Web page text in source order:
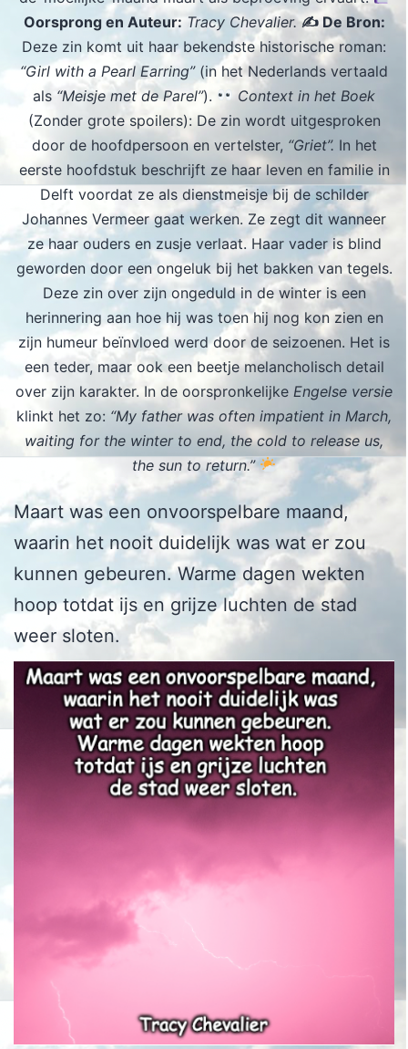
Oorsprong en Auteur: Tracy Chevalier. ✍️ De Bron:
Deze zin komt uit haar bekendste historische roman:
“Girl with a Pearl Earring”(in het Nederlands vertaald
als “Meisje met de Parel”).
Context in het Boek
(Zonder grote spoilers): De zin wordt uitgesproken
door de hoofdpersoon en vertelster, “Griet”. In het
eerste hoofdstuk beschrijft ze haar leven en familie in
Delft voordat ze als dienstmeisje bij de schilder
Johannes Vermeer gaat werken. Ze zegt dit wanneer
ze haar ouders en zusje verlaat. Haar vader is blind
geworden door een ongeluk bij het bakken van tegels.
Deze zin over zijn ongeduld in de winter is een
herinnering aan hoe hij was toen hij nog kon zien en
zijn humeur beïnvloed werd door de seizoenen. Het is
een teder, maar ook een beetje melancholisch detail
over zijn karakter. In de oorspronkelijke Engelse versie
klinkt het zo: “My father was often impatient in March,
waiting for the winter to end, the cold to release us,
the sun to return.”
Maart was een onvoorspelbare maand,
waarin het nooit duidelijk was wat er zou
kunnen gebeuren. Warme dagen wekten
hoop totdat ijs en grijze luchten de stad
weer sloten.